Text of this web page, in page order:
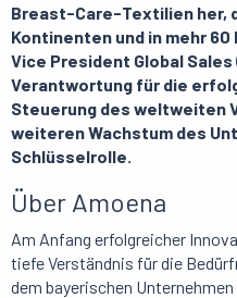
Breast-Care-Textilien her,
Kontinenten und in mehr
Vice President Global
Verantwortung für die
Steuerung des weltweiten
weiteren Wachstum des
Schlüsselrolle.
Über Amoena
Am Anfang erfolgreicher
tiefe Verständnis für die
dem bayerischen